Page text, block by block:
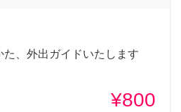
、外出ガイドいたします
¥800